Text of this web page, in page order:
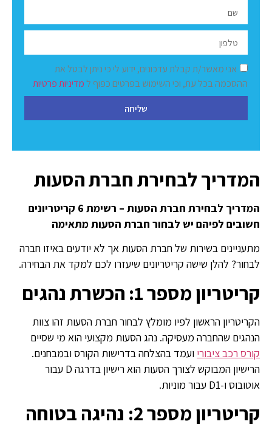
המדריך לבחירת חברת הסעות
המדריך לבחירת חברת הסעות – רשימת 6 קריטריונים
חשובים לפיהם יש לבחור חברת הסעות מתאימה
מתעניינים בשירות של חברת הסעות אך לא יודעים באיזו חברה
לבחור? להלן שישה קריטריונים שיעזרו לכם למקד את הבחירה.
קריטריון מספר 1: הכשרת נהגים
הקריטריון הראשון לפיו מומלץ לבחור חברת הסעות זהו צוות
הנהגים שהחברה מעסיקה. נהג הסעות מקצועי הוא מי שסיים
קורס רכב ציבורי ועמד בהצלחה בדרישות הקורס ובמבחנים.
הרישיון המבוקש לצורך הסעות הוא רישיון בדרגה D עבור
אוטובוס ו-D1 עבור מוניות.
קריטריון מספר 2: נהיגה בטוחה
אני מאשר/ת קבלת עדכונים, ידוע לי כי ניתן לבטל את
ההסכמה בכל עת, וכי השימוש בפרטים כפוף למדיניות פרטיות
שליחה